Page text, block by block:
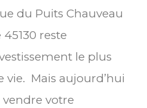
du Puits Chauveau
reste
le plus
Mais aujourd’hui
vendre votre